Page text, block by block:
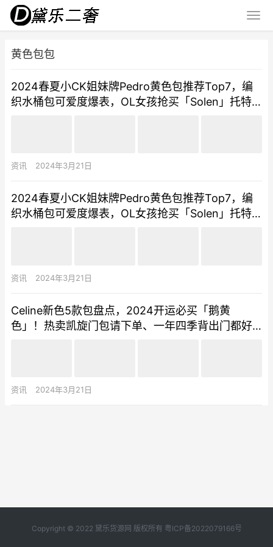
黄色包包
2024春夏小CK姐妹牌Pedro黄色包推荐Top7，编
织水桶包可爱度爆表，OL女孩抢买「Solen」托特
资讯 2024年3月21日
2024春夏小CK姐妹牌Pedro黄色包推荐Top7，编
织水桶包可爱度爆表，OL女孩抢买「Solen」托特
资讯 2024年3月21日
Celine新色5款包盘点，2024开运必买「鹅黄
色」！热卖凯旋门包请下单、一年四季背出门都好
资讯 2024年3月21日
Copyright © 2022 黛乐货源网 版权所有 粤ICP备2022079166号